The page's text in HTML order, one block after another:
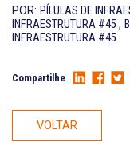
Localização
POR: PÍLULAS DE
INFRAESTRUTURA #45,
INFRAESTRUTURA #45
Compartilhe
VOLTAR